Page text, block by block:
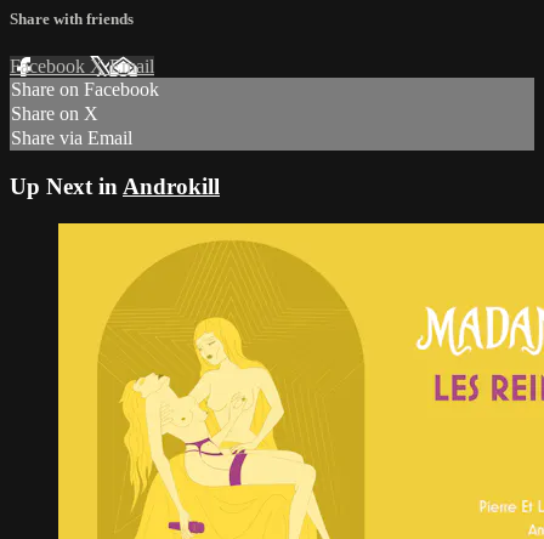
Share with friends
Facebook XEmail
Share on Facebook
Share on X
Share via Email
Up Next in Androkill